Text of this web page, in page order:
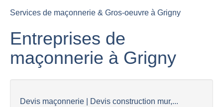
Services de maçonnerie & Gros-oeuvre à Grigny
Entreprises de
maçonnerie à Grigny
Devis maçonnerie | Devis construction mur,...